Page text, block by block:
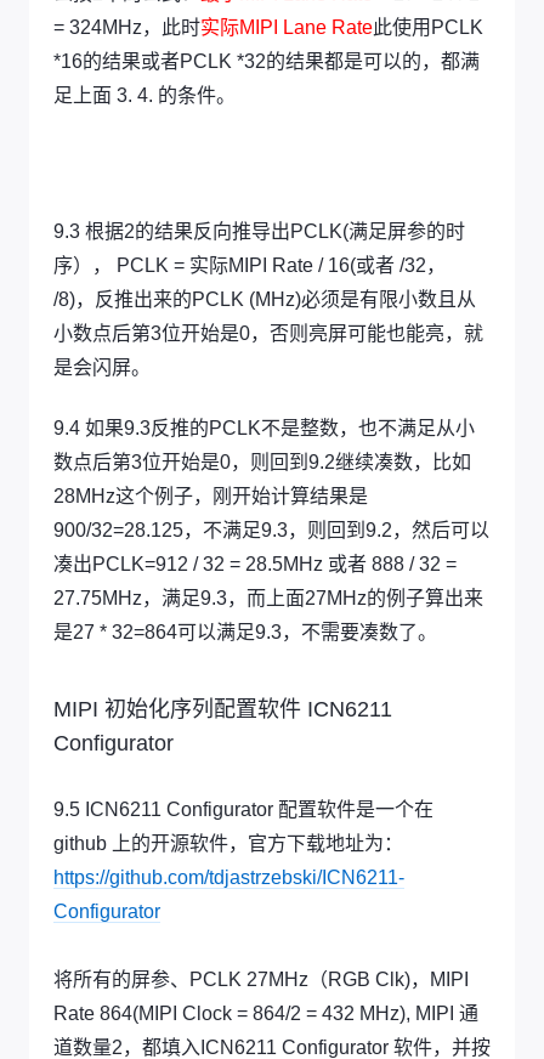
= 324MHz，此时实际MIPI Lane Rate此使用PCLK
*16的结果或者PCLK *32的结果都是可以的，都满
足上面 3. 4. 的条件。
9.3 根据2的结果反向推导出PCLK(满足屏参的时
序）， PCLK = 实际MIPI Rate / 16(或者 /32，
/8)，反推出来的PCLK (MHz)必须是有限小数且从
小数点后第3位开始是0，否则亮屏可能也能亮，就
是会闪屏。
9.4 如果9.3反推的PCLK不是整数，也不满足从小
数点后第3位开始是0，则回到9.2继续凑数，比如
28MHz这个例子，刚开始计算结果是
900/32=28.125，不满足9.3，则回到9.2，然后可以
凑出PCLK=912 / 32 = 28.5MHz 或者 888 / 32 =
27.75MHz，满足9.3，而上面27MHz的例子算出来
是27 * 32=864可以满足9.3，不需要凑数了。
MIPI 初始化序列配置软件 ICN6211
Configurator
9.5 ICN6211 Configurator 配置软件是一个在
github 上的开源软件，官方下载地址为：
https://github.com/tdjastrzebski/ICN6211-
Configurator
将所有的屏参、PCLK 27MHz（RGB Clk)，MIPI
Rate 864(MIPI Clock = 864/2 = 432 MHz), MIPI 通
道数量2，都填入ICN6211 Configurator 软件，并按